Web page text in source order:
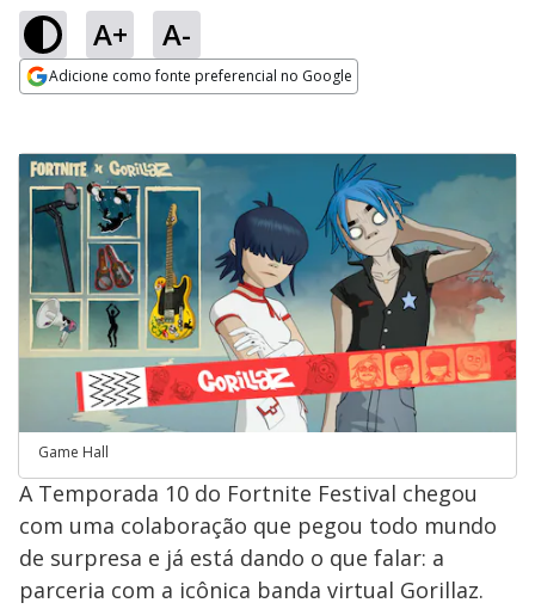
A+ A-
Adicione como fonte preferencial no Google
Game Hall
A Temporada 10 do Fortnite Festival chegou
com uma colaboração que pegou todo mundo
de surpresa e já está dando o que falar: a
parceria com a icônica banda virtual Gorillaz.